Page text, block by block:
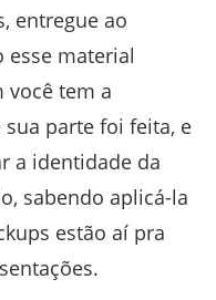
entregue ao
esse material
você tem a
parte foi feita, e
a identidade da
sabendo aplicá-la
estão aí pra